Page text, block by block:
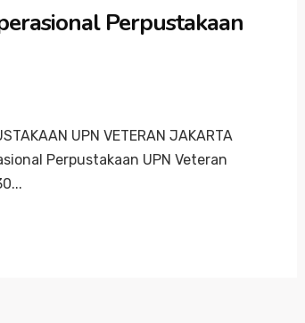
Perpustakaan
UPN VETERAN JAKARTA
Perpustakaan UPN Veteran